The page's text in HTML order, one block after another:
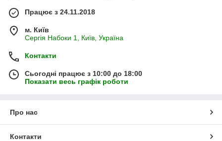
Працює з 24.11.2018
м. Київ
Сергія Набоки 1, Київ, Україна
Контакти
Сьогодні працює з 10:00 до 18:00
Показати весь графік роботи
Про нас
Контакти